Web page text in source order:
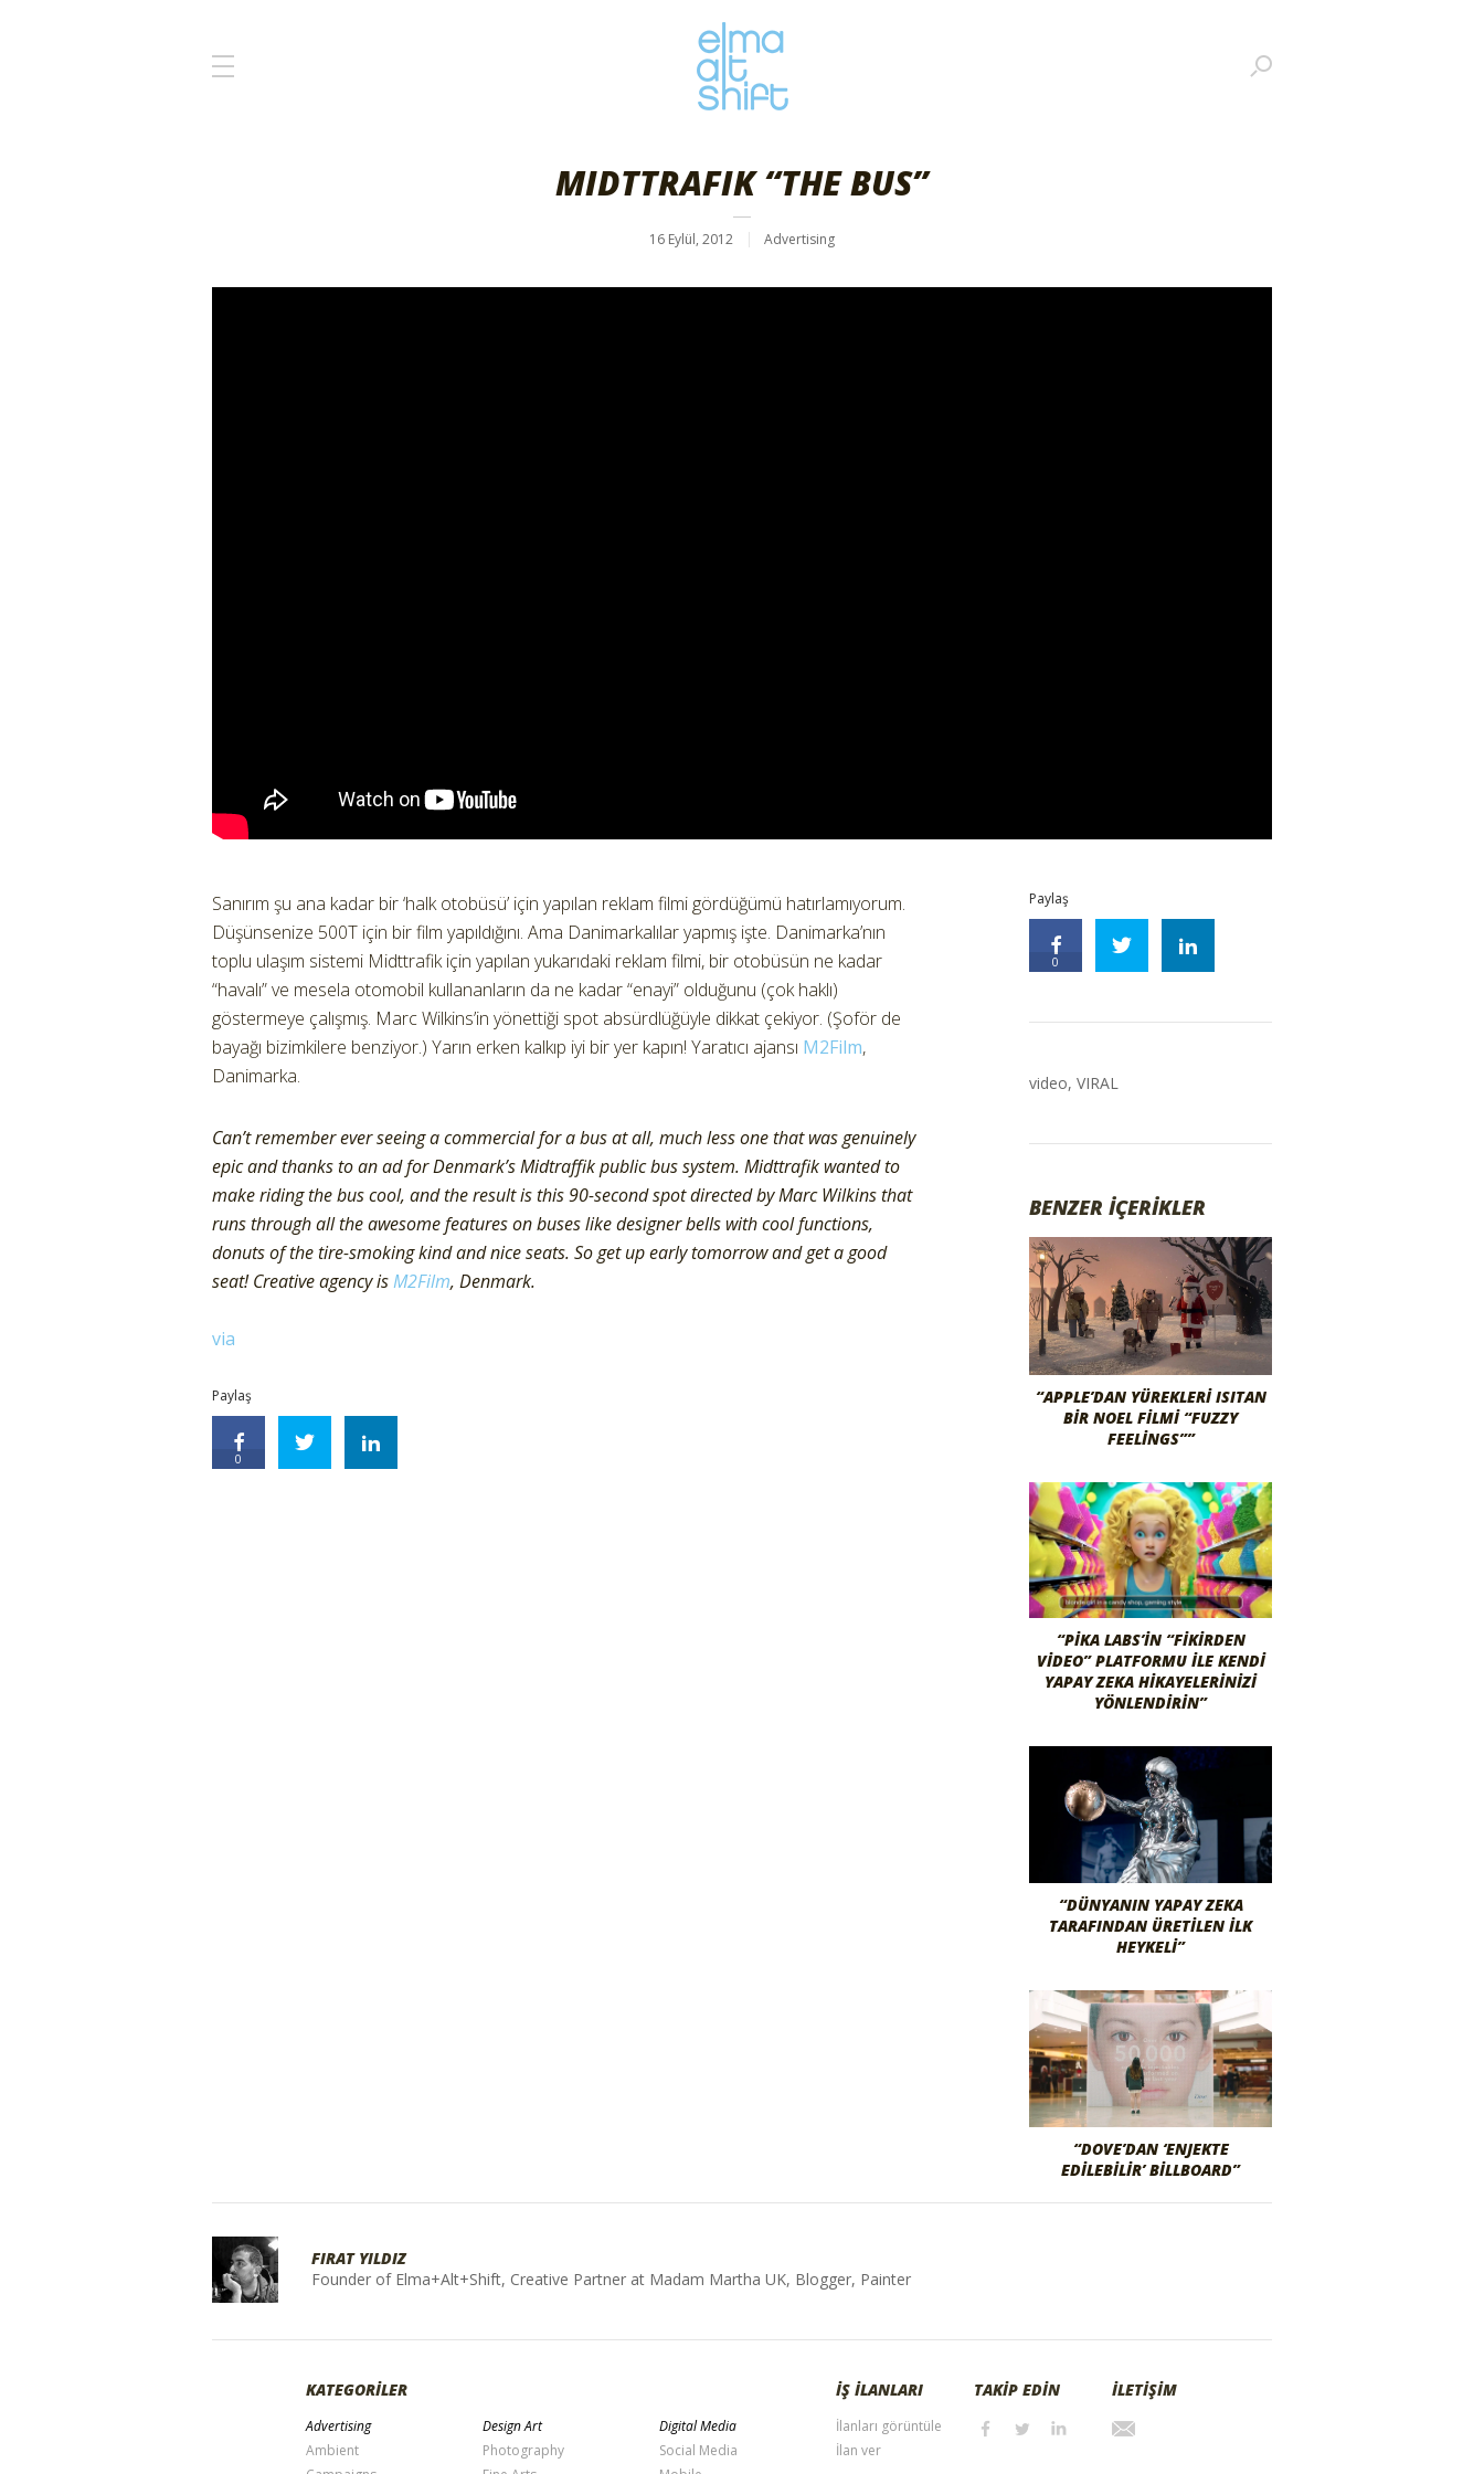
MIDTTRAFIK “THE BUS”
16 Eylül, 2012 Advertising
Sanırım şu ana kadar bir ‘halk otobüsü’ için yapılan reklam filmi gördüğümü hatırlamıyorum.
Düşünsenize 500T için bir film yapıldığını. Ama Danimarkalılar yapmış işte. Danimarka’nın
toplu ulaşım sistemi Midttrafik için yapılan yukarıdaki reklam filmi, bir otobüsün ne kadar
“havalı” ve mesela otomobil kullananların da ne kadar “enayi” olduğunu (çok haklı)
göstermeye çalışmış. Marc Wilkins’in yönettiği spot absürdlüğüyle dikkat çekiyor. (Şoför de
bayağı bizimkilere benziyor.) Yarın erken kalkıp iyi bir yer kapın! Yaratıcı ajansı M2Film,
Danimarka.
Can’t remember ever seeing a commercial for a bus at all, much less one that was genuinely
epic and thanks to an ad for Denmark’s Midtraffik public bus system. Midttrafik wanted to
make riding the bus cool, and the result is this 90-second spot directed by Marc Wilkins that
runs through all the awesome features on buses like designer bells with cool functions,
donuts of the tire-smoking kind and nice seats. So get up early tomorrow and get a good
seat! Creative agency isM2Film, Denmark.
via
Paylaş
0
Paylaş
0
video, VIRAL
BENZER İÇERİKLER
“APPLE’DAN YÜREKLERI ISITAN
BIR NOEL FILMI “FUZZY
FEELINGS””
“PIKA LABS’IN “FIKIRDEN
VIDEO” PLATFORMU ILE KENDI
YAPAY ZEKA HIKAYELERINIZI
YÖNLENDIRIN”
“DÜNYANIN YAPAY ZEKA
TARAFINDAN ÜRETILEN İLK
HEYKELI”
“DOVE’DAN ‘ENJEKTE
EDILEBILIR’ BILLBOARD”
FIRAT YILDIZ
Founder of Elma+Alt+Shift, Creative Partner at Madam Martha UK, Blogger, Painter
KATEGORİLER
Advertising
Ambient
Design Art
Photography
Digital Media
Social Media
İŞ İLANLARI
İlanları görüntüle
İlan ver
TAKİP EDİN İLETİŞİM